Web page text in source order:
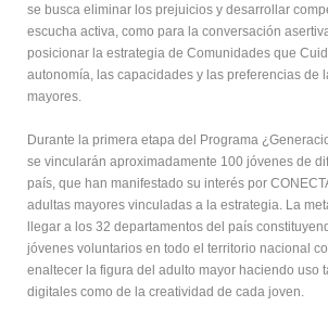
se busca eliminar los prejuicios y desarrollar
escucha activa, como para la conversación
posicionar la estrategia de Comunidades que
autonomía, las capacidades y las preferencias de
mayores.
Durante la primera etapa del Programa
se vincularán aproximadamente 100 jóvenes de
país, que han manifestado su interés por
adultas mayores vinculadas a la estrategia. La
llegar a los 32 departamentos del país
jóvenes voluntarios en todo el territorio nacional
enaltecer la figura del adulto mayor haciendo uso
digitales como de la creatividad de cada joven.